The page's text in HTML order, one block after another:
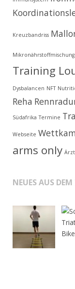
Kreuzbandriss
Mikronährstoffmischung
Training
Dysbalancen NFT
Reha
Südafrika Termine
Webseite
arms only
NEUES AUS